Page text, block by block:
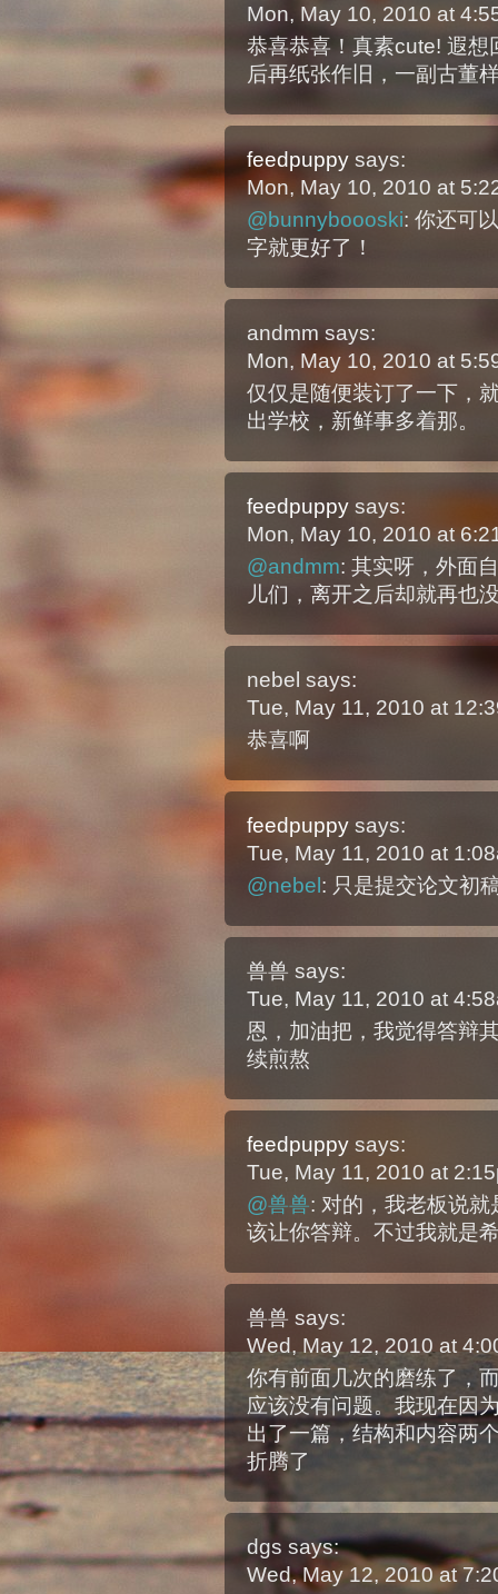
Mon, May 10, 2010 at
恭喜恭喜！真素cute! 遐
后再纸张作旧，一副古董
feedpuppy says:
Mon, May 10, 2010 at
@bunnyboooski: 你还可
字就更好了！
andmm says:
Mon, May 10, 2010 at
仅仅是随便装订了一下，
出学校，新鲜事多着那。
feedpuppy says:
Mon, May 10, 2010 at
@andmm: 其实呀，外面
儿们，离开之后却就再也
nebel says:
Tue, May 11, 2010 at
恭喜啊
feedpuppy says:
Tue, May 11, 2010 at
@nebel : 只是提交论文初
兽兽 says:
Tue, May 11, 2010 at
恩，加油把，我觉得答辩
续煎熬
feedpuppy says:
Tue, May 11, 2010 at
@兽兽: 对的，我老板说
该让你答辩。不过我就是
兽兽 says:
Wed, May 12, 2010 at
你有前面几次的磨练了，
应该没有问题。我现在因
出了一篇，结构和内容两
折腾了
dgs says:
Wed, May 12, 2010 at